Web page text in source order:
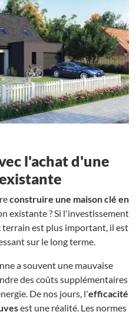
l'achat d'une
construire une maison clé en
existante ? Si l'investissement
terrain est plus important, il est
sur le long terme.
a souvent une mauvaise
des coûts supplémentaires
De nos jours, l'efficacité
est une réalité. Les normes